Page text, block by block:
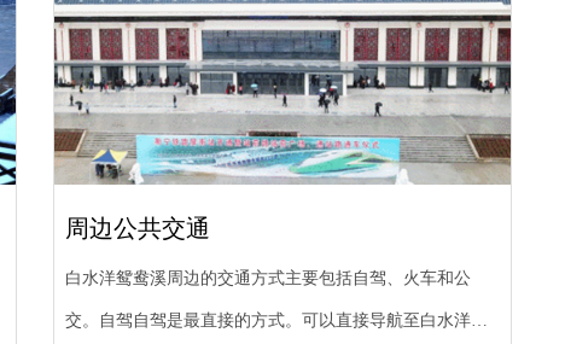
周边公共交通
白水洋鸳鸯溪周边的交通方式主要包括自驾、火车和公
交。‌自驾自驾是最直接的方式。可以直接导航至白水洋鸳